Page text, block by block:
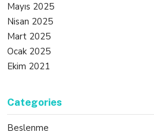
Mayıs 2025
Nisan 2025
Mart 2025
Ocak 2025
Ekim 2021
Categories
Beslenme